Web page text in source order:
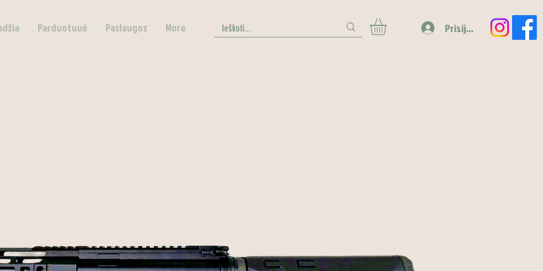
Parduotuvė Paslaugos More Prisijungti